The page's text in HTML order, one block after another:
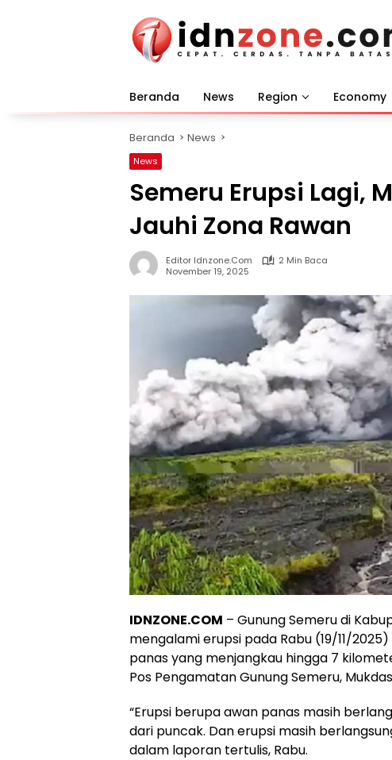
Beranda News Region Economy
Beranda News
News
Semeru Erupsi Lagi,
Jauhi Zona Rawan
Editor Idnzone.com
2 Min Baca
November 19, 2025
IDNZONE.COM – Gunung Semeru di
mengalami erupsi pada Rabu (19/11/
panas yang menjangkau hingga 7
Pos Pengamatan Gunung Semeru,
“Erupsi berupa awan panas masih
dari puncak. Dan erupsi masih
dalam laporan tertulis, Rabu.